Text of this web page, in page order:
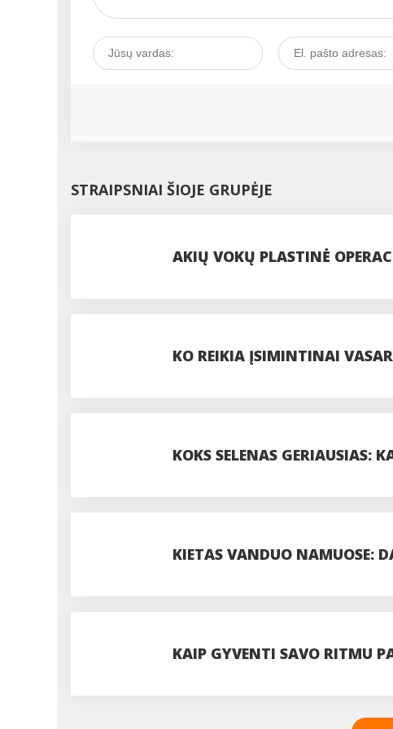
STRAIPSNIAI ŠIOJE GRUPĖJE
AKIŲ VOKŲ PLASTINĖ
KO REIKIA ĮSIMINTINAI
KOKS SELENAS GERIAUSIAS:
KIETAS VANDUO NAMUOSE:
KAIP GYVENTI SAVO RITMU